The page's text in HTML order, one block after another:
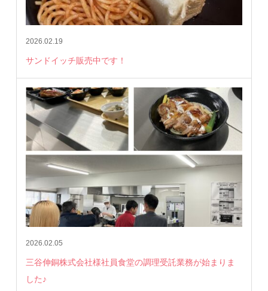
2026.02.19
サンドイッチ販売中です！
2026.02.05
三谷伸銅株式会社様社員食堂の調理受託業務が始まりま
した♪